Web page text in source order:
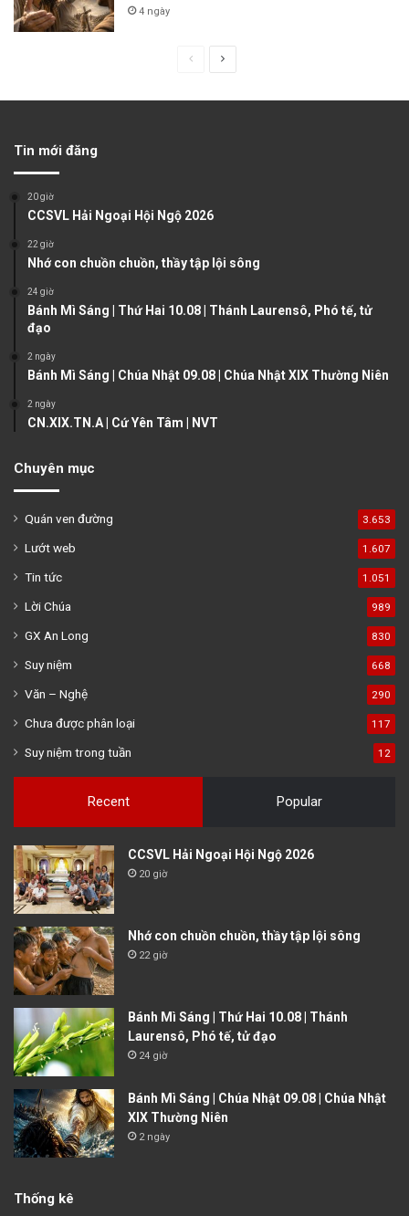
4 ngày
u
p
g
Tin mới đăng
20 giờ
CCSVL Hải Ngoại Hội Ngộ 2026
22 giờ
Nhớ con chuồn chuồn, thầy tập lội sông
24 giờ
Bánh Mì Sáng | Thứ Hai 10.08 | Thánh Laurensô, Phó tế, tử
đạo
2 ngày
Bánh Mì Sáng | Chúa Nhật 09.08 | Chúa Nhật XIX Thường Niên
2 ngày
CN.XIX.TN.A | Cứ Yên Tâm | NVT
Chuyên mục
Quán ven đường 3.653
Lướt web 1.607
Tin tức 1.051
Lời Chúa 989
GX An Long 830
Suy niệm 668
Văn – Nghệ 290
Chưa được phân loại 117
Suy niệm trong tuần 12
Recent Popular
CCSVL Hải Ngoại Hội Ngộ 2026
20 giờ
Nhớ con chuồn chuồn, thầy tập lội sông
22 giờ
Bánh Mì Sáng | Thứ Hai 10.08 | Thánh
Laurensô, Phó tế, tử đạo
24 giờ
Bánh Mì Sáng | Chúa Nhật 09.08 | Chúa Nhật
XIX Thường Niên
2 ngày
Thống kê